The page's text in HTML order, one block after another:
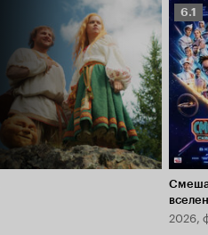
6.1
6.1
2026,